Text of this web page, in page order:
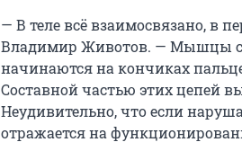
— В теле всё взаимосвязано, в
Владимир Животов. — Мышцы
начинаются на кончиках
Составной частью этих цепей
Неудивительно, что если
отражается на